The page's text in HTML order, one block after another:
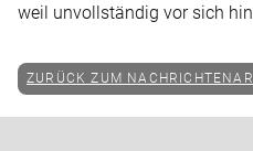
weil unvollständig vor sich
ZURÜCK ZUM